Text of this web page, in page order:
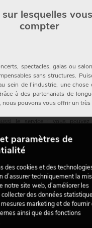
lesquelles
compter
spectacles, galas ou
sans structures.
sein de l’industrie, une
à des partenariats de
nous pouvons vous offrir un très
le service : vous pouvez
dans **n’importe quelle
dans les plus brefs délais.
pinces, caisses, chariots de
structures, vous trouverez tout
décoratifs
pouvez utiliser de façon
résistants, pour
paramètres de
des cookies et des
d’assurer techniquement la
notre site web, d’améliorer les
des données
mesures marketing et de fournir
ainsi que des fonctions